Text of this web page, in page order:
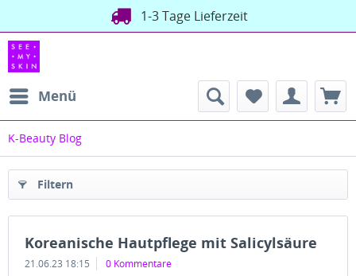
1-3 Tage Lieferzeit
Menü
K-Beauty Blog
Filtern
Koreanische Hautpflege mit Salicylsäure
21.06.23 18:15 0 Kommentare